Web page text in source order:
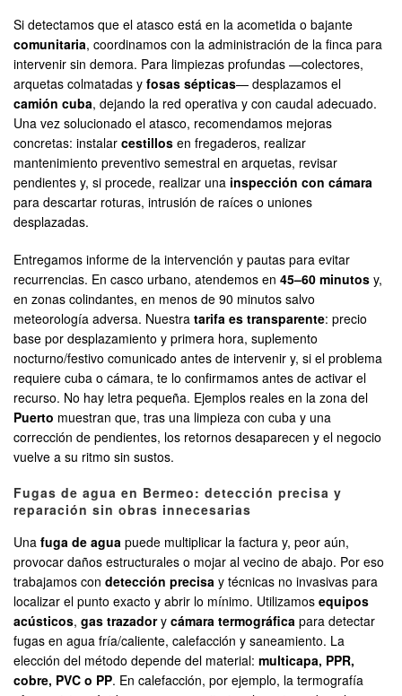
Si detectamos que el atasco está en la acometida o bajante
comunitaria, coordinamos con la administración de la finca para
intervenir sin demora. Para limpiezas profundas —colectores,
arquetas colmatadas y fosas sépticas— desplazamos el
camión cuba, dejando la red operativa y con caudal adecuado.
Una vez solucionado el atasco, recomendamos mejoras
concretas: instalar cestillos en fregaderos, realizar
mantenimiento preventivo semestral en arquetas, revisar
pendientes y, si procede, realizar una inspección con cámara
para descartar roturas, intrusión de raíces o uniones
desplazadas.
Entregamos informe de la intervención y pautas para evitar
recurrencias. En casco urbano, atendemos en 45–60 minutos y,
en zonas colindantes, en menos de 90 minutos salvo
meteorología adversa. Nuestra tarifa es transparente: precio
base por desplazamiento y primera hora, suplemento
nocturno/festivo comunicado antes de intervenir y, si el problema
requiere cuba o cámara, te lo confirmamos antes de activar el
recurso. No hay letra pequeña. Ejemplos reales en la zona del
Puerto muestran que, tras una limpieza con cuba y una
corrección de pendientes, los retornos desaparecen y el negocio
vuelve a su ritmo sin sustos.
Fugas de agua en Bermeo: detección precisa y
reparación sin obras innecesarias
Una fuga de agua puede multiplicar la factura y, peor aún,
provocar daños estructurales o mojar al vecino de abajo. Por eso
trabajamos con detección precisa y técnicas no invasivas para
localizar el punto exacto y abrir lo mínimo. Utilizamos equipos
acústicos, gas trazadory cámara termográfica para detectar
fugas en agua fría/caliente, calefacción y saneamiento. La
elección del método depende del material: multicapa, PPR,
cobre, PVC o PP. En calefacción, por ejemplo, la termografía